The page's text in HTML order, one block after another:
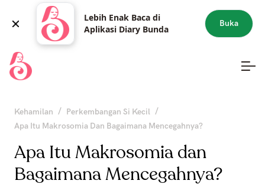
Lebih Enak Baca di
Aplikasi Diary Bunda
Buka
Kehamilan / Perkembangan Si Kecil /
Apa Itu Makrosomia Dan Bagaimana Mencegahnya?
Apa Itu Makrosomia dan
Bagaimana Mencegahnya?